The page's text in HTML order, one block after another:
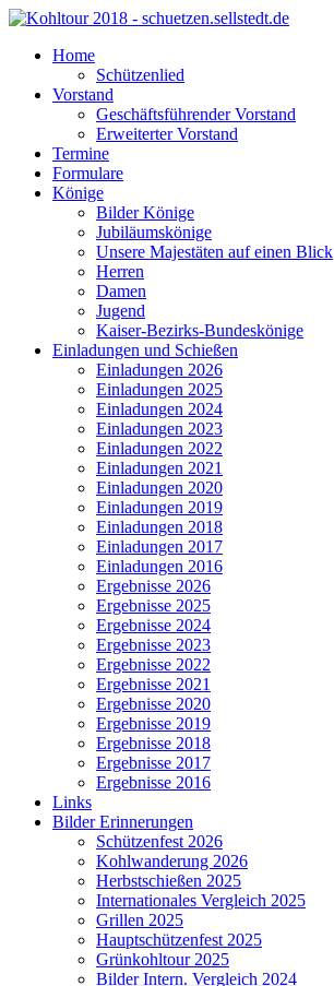
Home
Schützenlied
Vorstand
Geschäftsführender Vorstand
Erweiterter Vorstand
Termine
Formulare
Könige
Bilder Könige
Jubiläumskönige
Unsere Majestäten auf einen Blick
Herren
Damen
Jugend
Kaiser-Bezirks-Bundeskönige
Einladungen und Schießen
Einladungen 2026
Einladungen 2025
Einladungen 2024
Einladungen 2023
Einladungen 2022
Einladungen 2021
Einladungen 2020
Einladungen 2019
Einladungen 2018
Einladungen 2017
Einladungen 2016
Ergebnisse 2026
Ergebnisse 2025
Ergebnisse 2024
Ergebnisse 2023
Ergebnisse 2022
Ergebnisse 2021
Ergebnisse 2020
Ergebnisse 2019
Ergebnisse 2018
Ergebnisse 2017
Ergebnisse 2016
Links
Bilder Erinnerungen
Schützenfest 2026
Kohlwanderung 2026
Herbstschießen 2025
Internationales Vergleich 2025
Grillen 2025
Hauptschützenfest 2025
Grünkohltour 2025
Bilder Intern. Vergleich 2024